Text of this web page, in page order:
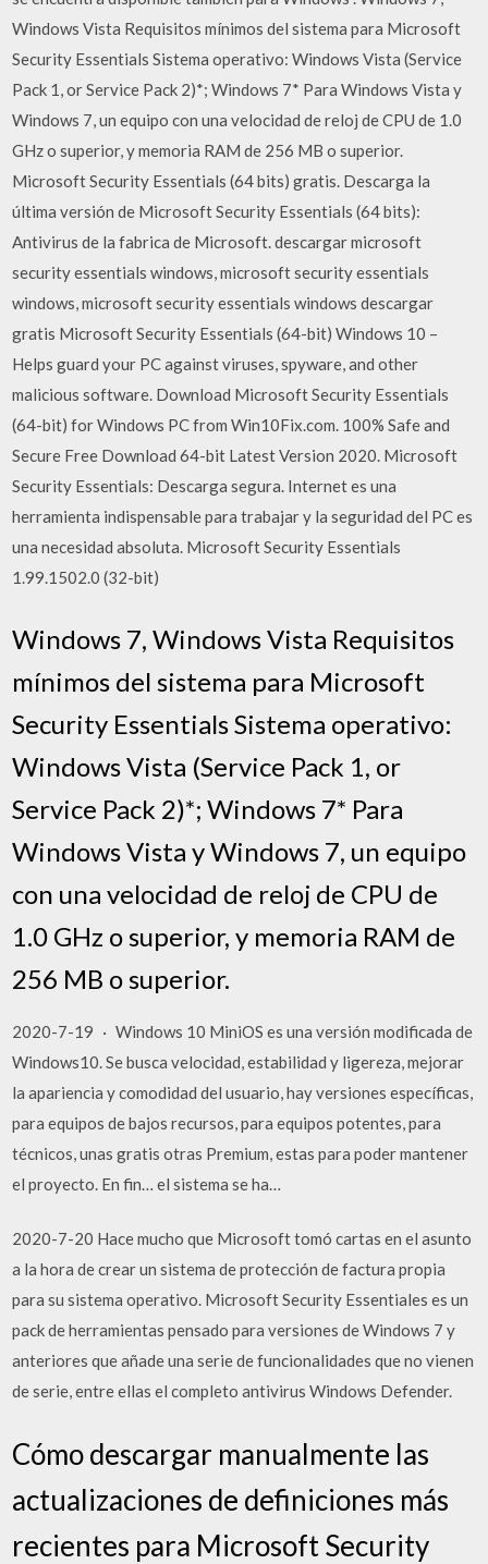
Windows Vista Requisitos mínimos del sistema para Microsoft
Security Essentials Sistema operativo: Windows Vista (Service
Pack 1, or Service Pack 2)*; Windows 7* Para Windows Vista y
Windows 7, un equipo con una velocidad de reloj de CPU de 1.0
GHz o superior, y memoria RAM de 256 MB o superior.
Microsoft Security Essentials (64 bits) gratis. Descarga la
última versión de Microsoft Security Essentials (64 bits):
Antivirus de la fabrica de Microsoft. descargar microsoft
security essentials windows, microsoft security essentials
windows, microsoft security essentials windows descargar
gratis Microsoft Security Essentials (64-bit) Windows 10 –
Helps guard your PC against viruses, spyware, and other
malicious software. Download Microsoft Security Essentials
(64-bit) for Windows PC from Win10Fix.com. 100% Safe and
Secure Free Download 64-bit Latest Version 2020. Microsoft
Security Essentials: Descarga segura. Internet es una
herramienta indispensable para trabajar y la seguridad del PC es
una necesidad absoluta. Microsoft Security Essentials
1.99.1502.0 (32-bit)
Windows 7, Windows Vista Requisitos
mínimos del sistema para Microsoft
Security Essentials Sistema operativo:
Windows Vista (Service Pack 1, or
Service Pack 2)*; Windows 7* Para
Windows Vista y Windows 7, un equipo
con una velocidad de reloj de CPU de
1.0 GHz o superior, y memoria RAM de
256 MB o superior.
2020-7-19 · Windows 10 MiniOS es una versión modificada de
Windows10. Se busca velocidad, estabilidad y ligereza, mejorar
la apariencia y comodidad del usuario, hay versiones específicas,
para equipos de bajos recursos, para equipos potentes, para
técnicos, unas gratis otras Premium, estas para poder mantener
el proyecto. En fin… el sistema se ha…
2020-7-20 Hace mucho que Microsoft tomó cartas en el asunto
a la hora de crear un sistema de protección de factura propia
para su sistema operativo. Microsoft Security Essentiales es un
pack de herramientas pensado para versiones de Windows 7 y
anteriores que añade una serie de funcionalidades que no vienen
de serie, entre ellas el completo antivirus Windows Defender.
Cómo descargar manualmente las
actualizaciones de definiciones más
recientes para Microsoft Security